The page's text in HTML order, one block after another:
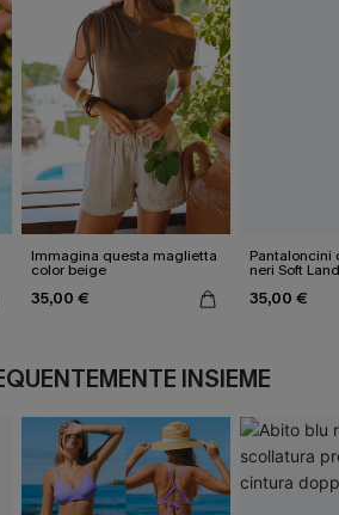
Immagina questa maglietta
color beige
35,00 €
Pantaloncini
neri Soft
35,00 €
INSIEME